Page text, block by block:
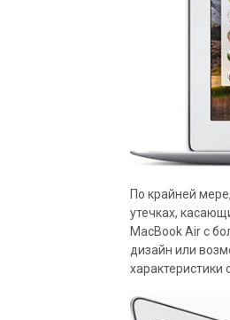
По крайней
утечках,
MacBook Air с
дизайн или
характеристики